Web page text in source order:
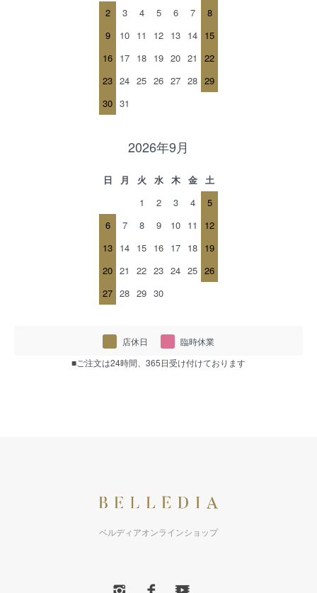
2
3 4 5 6 7
8
9
10 11 12 13 14 15
16 17 18 19 20 21
22
23 24 25 26 27 28 29
30 31
2026年9月
日 月 火 水 木 金
土
1
2 3 4
5
6
7 8 9 10 11
12
13 14 15 16 17 18 19
20 21 22 23 24 25 26
27 28 29 30
店休日
臨時休業
■ご注文は24時間、365日受け付けております
ベルディアオンラインショップ